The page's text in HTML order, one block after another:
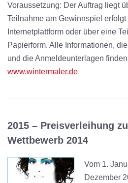
Voraussetzung: Der Auftrag liegt
Teilnahme am Gewinnspiel
Internetplattform oder über eine
Papierform. Alle Informationen,
und die Anmeldeunterlagen
www.wintermaler.de
2015 – Preisverleihung
Wettbewerb 2014
Vom 1.
Dezember